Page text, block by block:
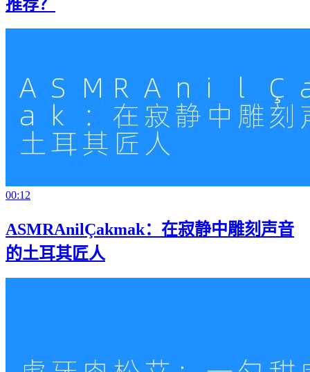
推荐？
00:12
ASMRAnilÇakmak：在寂静中雕刻声音
的土耳其匠人